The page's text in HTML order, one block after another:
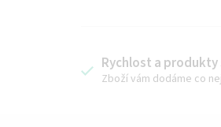
Rychlost a
Zboží vám dodáme co